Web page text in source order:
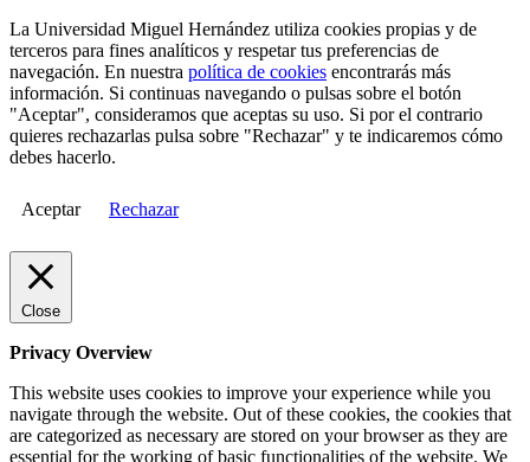
La Universidad Miguel Hernández utiliza cookies propias y de
terceros para fines analíticos y respetar tus preferencias de
navegación. En nuestra política de cookies encontrarás más
información. Si continuas navegando o pulsas sobre el botón
"Aceptar", consideramos que aceptas su uso. Si por el contrario
quieres rechazarlas pulsa sobre "Rechazar" y te indicaremos cómo
debes hacerlo.
Aceptar Rechazar
Close
Privacy Overview
This website uses cookies to improve your experience while you
navigate through the website. Out of these cookies, the cookies that
are categorized as necessary are stored on your browser as they are
essential for the working of basic functionalities of the website. We